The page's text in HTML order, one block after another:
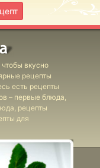
вкусно
рецепты
есть рецепты
– первые блюда,
рецепты
для